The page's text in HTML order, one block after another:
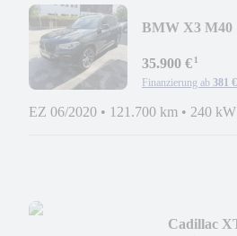
BMW X3 M40
35.900 €¹
Finanzierung ab 381 €
EZ 06/2020 • 121.700 km • 240
Cadillac